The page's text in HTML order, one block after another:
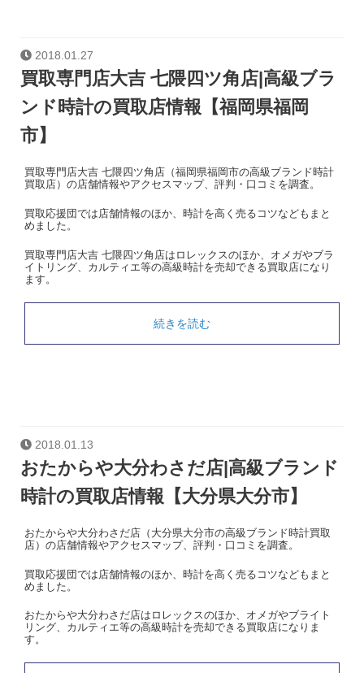
2018.01.27
買取専門店大吉 七隈四ツ角店|高級ブラ
ンド時計の買取店情報【福岡県福岡
市】
買取専門店大吉 七隈四ツ角店（福岡県福岡市の高級ブランド時計
買取店）の店舗情報やアクセスマップ、評判・口コミを調査。
買取応援団では店舗情報のほか、時計を高く売るコツなどもまと
めました。
買取専門店大吉 七隈四ツ角店はロレックスのほか、オメガやブラ
イトリング、カルティエ等の高級時計を売却できる買取店になり
ます。
続きを読む
2018.01.13
おたからや大分わさだ店|高級ブランド
時計の買取店情報【大分県大分市】
おたからや大分わさだ店（大分県大分市の高級ブランド時計買取
店）の店舗情報やアクセスマップ、評判・口コミを調査。
買取応援団では店舗情報のほか、時計を高く売るコツなどもまと
めました。
おたからや大分わさだ店はロレックスのほか、オメガやブライト
リング、カルティエ等の高級時計を売却できる買取店になりま
す。